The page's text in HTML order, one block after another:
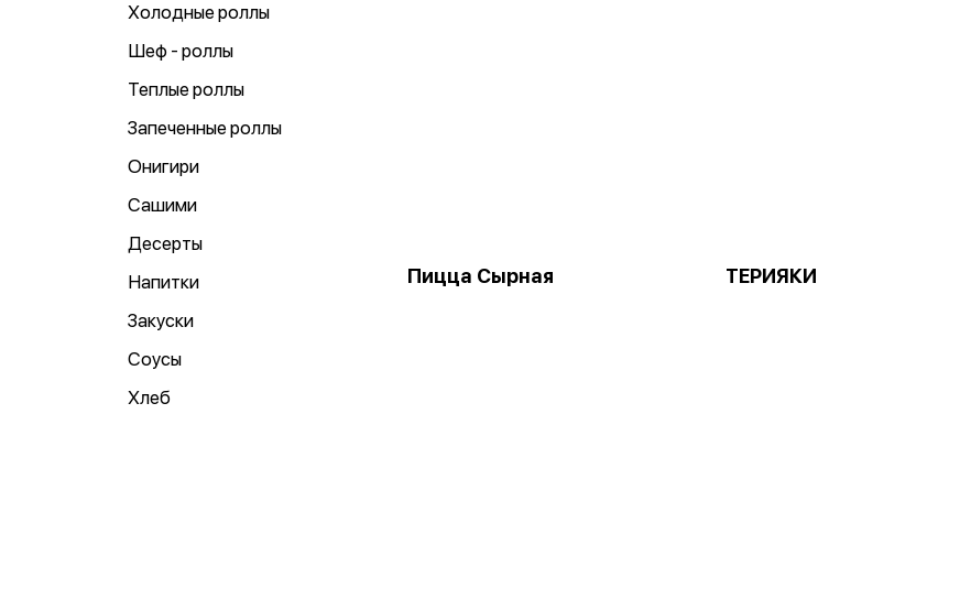
Холодные роллы
Шеф - роллы
Теплые роллы
Запеченные роллы
Онигири
Сашими
Десерты
Напитки
Закуски
Соусы
Хлеб
Пицца Сырная ТЕРИЯКИ